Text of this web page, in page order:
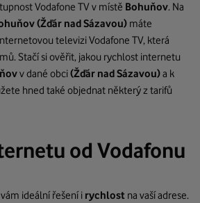
Vodafone TV v místě Bohuňov. Na
(Žďár nad Sázavou) máte
televizi Vodafone TV, která
Stačí si ověřit, jakou rychlost internetu
v dané obci(Žďár nad Sázavou)a k
hned také objednat některý z tarifů
od Vodafonu
ideální řešení i rychlost na vaší adrese.